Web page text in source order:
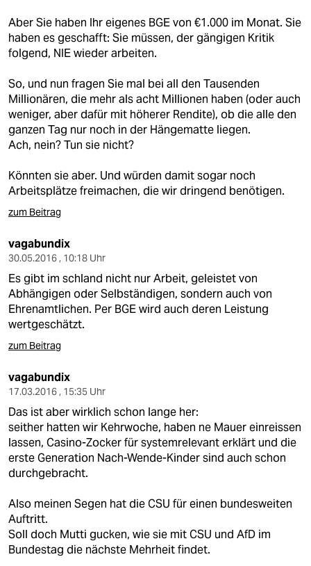
Aber Sie haben Ihr eigenes BGE von €1.000 im Monat. Sie
haben es geschafft: Sie müssen, der gängigen Kritik
folgend, NIE wieder arbeiten.
So, und nun fragen Sie mal bei all den Tausenden
Millionären, die mehr als acht Millionen haben (oder auch
weniger, aber dafür mit höherer Rendite), ob die alle den
ganzen Tag nur noch in der Hängematte liegen.
Ach, nein? Tun sie nicht?
Könnten sie aber. Und würden damit sogar noch
Arbeitsplätze freimachen, die wir dringend benötigen.
zum Beitrag
vagabundix
30.05.2016 , 10:18 Uhr
Es gibt im schland nicht nur Arbeit, geleistet von
Abhängigen oder Selbständigen, sondern auch von
Ehrenamtlichen. Per BGE wird auch deren Leistung
wertgeschätzt.
zum Beitrag
vagabundix
17.03.2016 , 15:35 Uhr
Das ist aber wirklich schon lange her:
seither hatten wir Kehrwoche, haben ne Mauer einreissen
lassen, Casino-Zocker für systemrelevant erklärt und die
erste Generation Nach-Wende-Kinder sind auch schon
durchgebracht.
Also meinen Segen hat die CSU für einen bundesweiten
Auftritt.
Soll doch Mutti gucken, wie sie mit CSU und AfD im
Bundestag die nächste Mehrheit findet.